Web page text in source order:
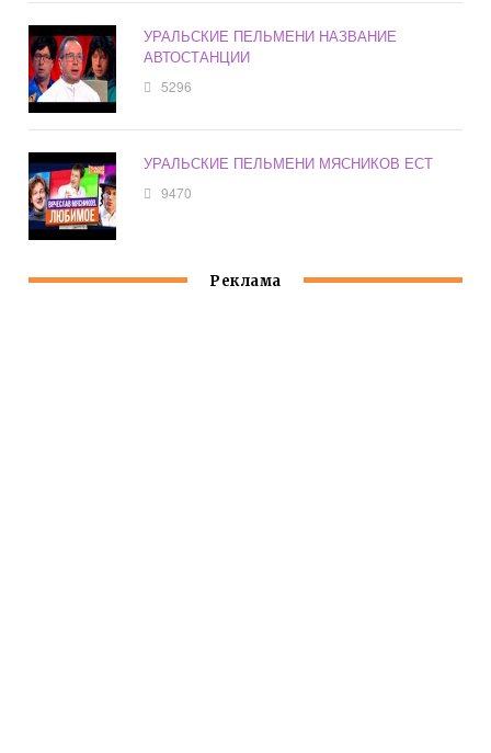
УРАЛЬСКИЕ ПЕЛЬМЕНИ НАЗВАНИЕ
АВТОСТАНЦИИ
5296
УРАЛЬСКИЕ ПЕЛЬМЕНИ МЯСНИКОВ ЕСТ
9470
Реклама